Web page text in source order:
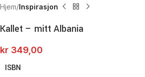
Hjem Inspirasjon
Kallet – mitt Albania
kr 349,00
ISBN